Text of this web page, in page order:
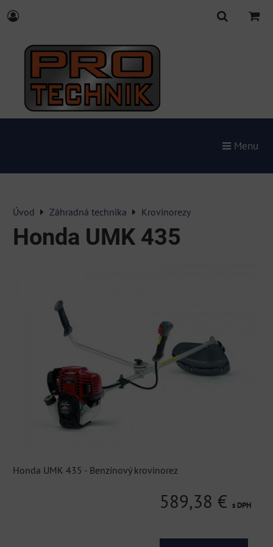
Menu
Úvod Záhradná technika Krovinorezy
Honda UMK 435
Honda UMK 435 - Benzínový krovinorez
589,38 € s DPH